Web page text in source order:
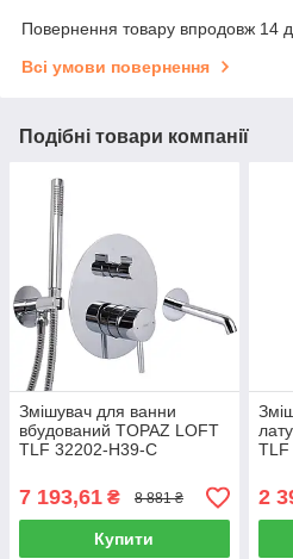
Повернення товару впродовж 14
Всі умови повернення
Подібні товари компанії
Змішувач для ванни
вбудований TOPAZ LOFT
TLF 32202-H39-C
7 193,61 ₴ 8 881 ₴
Купити
TLF
2